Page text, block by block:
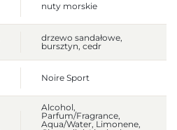
nuty morskie
drzewo sandałowe,
bursztyn, cedr
Noire Sport
Alcohol,
Parfum/Fragrance,
Aqua/Water, Limonene,